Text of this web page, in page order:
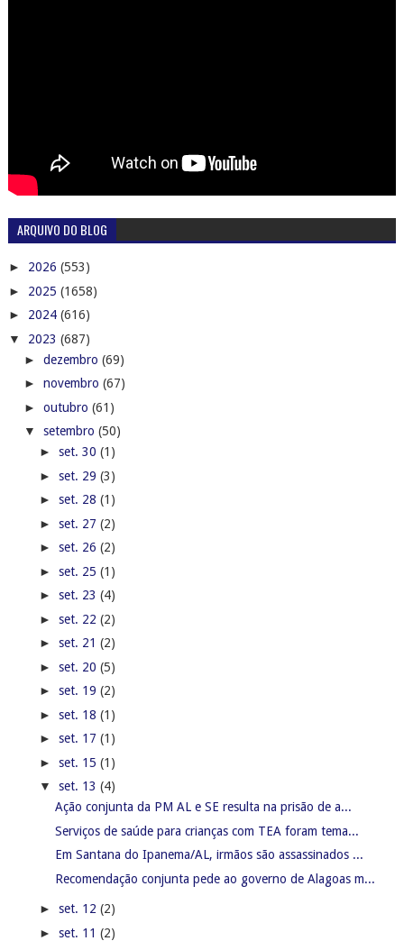
ARQUIVO DO BLOG
► 2026 (553)
► 2025 (1658)
► 2024 (616)
▼ 2023 (687)
► dezembro (69)
► novembro (67)
► outubro (61)
▼ setembro (50)
► set. 30 (1)
► set. 29 (3)
► set. 28 (1)
► set. 27 (2)
► set. 26 (2)
► set. 25 (1)
► set. 23 (4)
► set. 22 (2)
► set. 21 (2)
► set. 20 (5)
► set. 19 (2)
► set. 18 (1)
► set. 17 (1)
► set. 15 (1)
▼ set. 13 (4)
Ação conjunta da PM AL e SE resulta na prisão de a...
Serviços de saúde para crianças com TEA foram tema...
Em Santana do Ipanema/AL, irmãos são assassinados ...
Recomendação conjunta pede ao governo de Alagoas m...
► set. 12 (2)
► set. 11 (2)